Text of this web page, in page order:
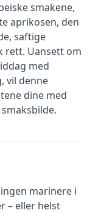
smakene,
aprikosen, den
saftige
rett. Uansett om
med
vil denne
dine med
marinere i
– eller helst